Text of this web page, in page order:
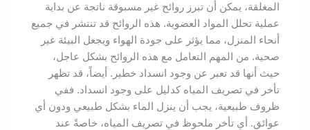
المغلقة، يمكن أن تبرز روائح غير مسبوقة ناتجة عن بداية
عملية تحلل المواد العضوية. هذه الروائح قد تنتشر في جميع
أنحاء المنزل، مما يؤثر على جودة الهواء ويجعل البيئة غير
صحية. من المهم التعامل مع هذه الروائح بشكل عاجل،
حيث أنها قد تعبر عن وجود انسداد خطير. أيضاً، قد تظهر
تأخر في تصريف المياه كدليل على وجود انسداد. ففي
ظروف طبيعية، يجب أن ينزل الماء بشكل طبيعي ودون أي
عوائق. أي تأخر ملحوظ في تصريف المياه، خاصةً عند